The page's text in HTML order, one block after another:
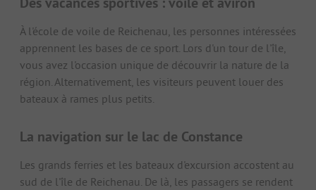
À l'école de voile de Reichenau, les personnes intéressées
apprennent les bases de ce sport. Lors d'un tour de l'île,
vous avez l'occasion unique de découvrir la nature de la
région. Alternativement, les visiteurs peuvent louer des
bateaux à rames plus petits.
La navigation sur le lac de Constance
Les grands ferries et les bateaux d'excursion accostent au
sud de l'île de Reichenau. De là, les passagers se rendent